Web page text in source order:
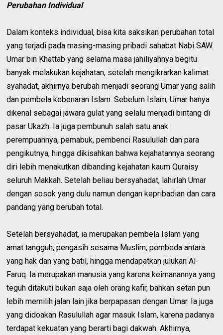
Perubahan Individual
Dalam konteks individual, bisa kita saksikan perubahan total
yang terjadi pada masing-masing pribadi sahabat Nabi SAW.
Umar bin Khattab yang selama masa jahiliyahnya begitu
banyak melakukan kejahatan, setelah mengikrarkan kalimat
syahadat, akhirnya berubah menjadi seorang Umar yang salih
dan pembela kebenaran Islam. Sebelum Islam, Umar hanya
dikenal sebagai jawara gulat yang selalu menjadi bintang di
pasar Ukazh. Ia juga pembunuh salah satu anak
perempuannya, pemabuk, pembenci Rasulullah dan para
pengikutnya, hingga dikisahkan bahwa kejahatannya seorang
diri lebih menakutkan dibanding kejahatan kaum Quraisy
seluruh Makkah. Setelah beliau bersyahadat, lahirlah Umar
dengan sosok yang dulu namun dengan kepribadian dan cara
pandang yang berubah total.
Setelah bersyahadat, ia merupakan pembela Islam yang
amat tangguh, pengasih sesama Muslim, pembeda antara
yang hak dan yang batil, hingga mendapatkan julukan Al-
Faruq. Ia merupakan manusia yang karena keimanannya yang
teguh ditakuti bukan saja oleh orang kafir, bahkan setan pun
lebih memilih jalan lain jika berpapasan dengan Umar. Ia juga
yang didoakan Rasulullah agar masuk Islam, karena padanya
terdapat kekuatan yang berarti bagi dakwah. Akhirnya,